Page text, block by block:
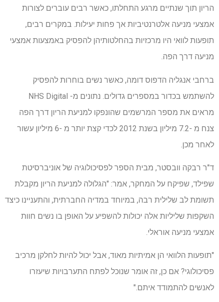
הריון תוך שנתיים מרגע התחלתו, כאשר רבים עוברים לצורות
אמצעי מניעה אלטרנטיביות אך פחות יעילות. במקרים רבים,
תופעות לוואי היו מרכזיות בהחלטותיהן להפסיק באמצעות אמצעי
מניעה דרך הפה.
ברחבי אנגליה הדפוס דומה, כאשר נשים בוחרות להפסיק
להשתמש בכדור במספרים גדולים. נתונים מ- NHS Digital
מראים את מספר המרשמים שהונפקו למניעת הריון דרך הפה
צנח מ -7.2 מיליון בשנת 2012 לכדי קצת יותר מ -6 מיליון עשור
לאחר מכן.
ד"ר רבקה וובסטר, מבית הספר לפסיכולוגיה של אוניברסיטת
שפילד, שפיקח על המחקר, אמר: "הגלולה למניעת הריון מקבלת
תשומת לב שלילית רבה, במיוחד במדיה החברתית, והתעניינו כיצד
השקפות שליליות אלה יכולות להשפיע על האופן בו נשים חוות
אמצעי מניעה אוראלי.
"תופעות הלוואי הן אמיתיות מאוד, אבל יכול להיות לחלקן מרכיב
פסיכולוגי? אם כן, זה אומר שנוכל לפתח התערבויות שיעזרו
לאנשים להתמודד איתם."